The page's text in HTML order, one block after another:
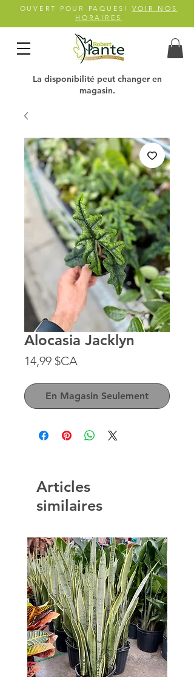
OUVERT POUR PAQUES! VOIR NOS
HORAIRES
La disponibilité peut changer en
magasin.
Alocasia Jacklyn
14,99 $CA
En Magasin Seulement
Articles
similaires